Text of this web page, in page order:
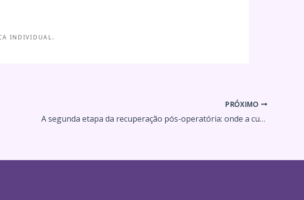
INDIVIDUAL.
PRÓXIMO
A segunda etapa da recuperação pós-operatória: onde a cura se encontra com o refinamento